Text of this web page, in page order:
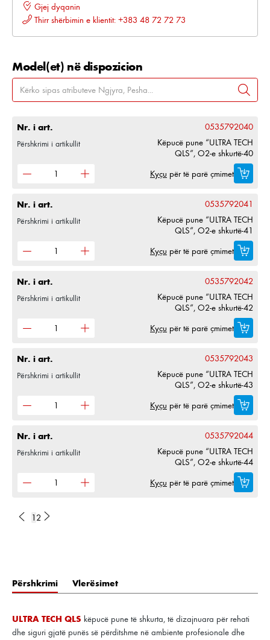
Gjej dyqanin
Thirr shërbimin e klientit: +383 48 72 72 73
Model(et) në dispozicion
Nr. i art. 0535792040
Përshkrimi i artikullit
Këpucë pune “ULTRA TECH
QLS”, O2-e shkurtë-40
Kyçu për të parë çmimet
Nr. i art. 0535792041
Përshkrimi i artikullit
Këpucë pune “ULTRA TECH
QLS”, O2-e shkurtë-41
Kyçu për të parë çmimet
Nr. i art. 0535792042
Përshkrimi i artikullit
Këpucë pune “ULTRA TECH
QLS”, O2-e shkurtë-42
Kyçu për të parë çmimet
Nr. i art. 0535792043
Përshkrimi i artikullit
Këpucë pune “ULTRA TECH
QLS”, O2-e shkurtë-43
Kyçu për të parë çmimet
Nr. i art. 0535792044
Përshkrimi i artikullit
Këpucë pune “ULTRA TECH
QLS”, O2-e shkurtë-44
Kyçu për të parë çmimet
1 2
Përshkrimi Vlerësimet
ULTRA TECH QLS këpucë pune të shkurta, të dizajnuara për rehati
dhe siguri gjatë punës së përditshme në ambiente profesionale dhe